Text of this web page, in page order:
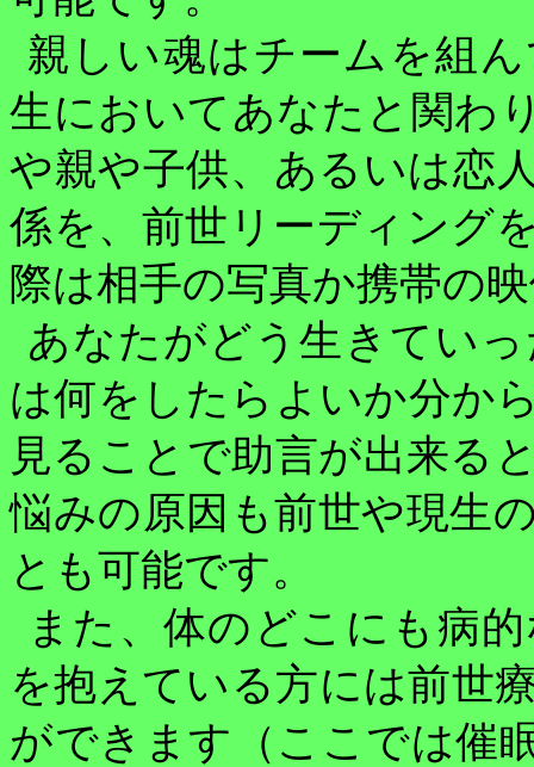
親しい魂はチームを組
生においてあなたと関わ
や親や子供、あるいは恋
係を、前世リーディング
際は相手の写真か携帯の
あなたがどう生きてい
は何をしたらよいか分か
見ることで助言が出来る
悩みの原因も前世や現生
とも可能です。
また、体のどこにも病
を抱えている方には前世
ができます（ここでは催